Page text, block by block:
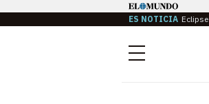
ES NOTICIA Eclipse
Menú